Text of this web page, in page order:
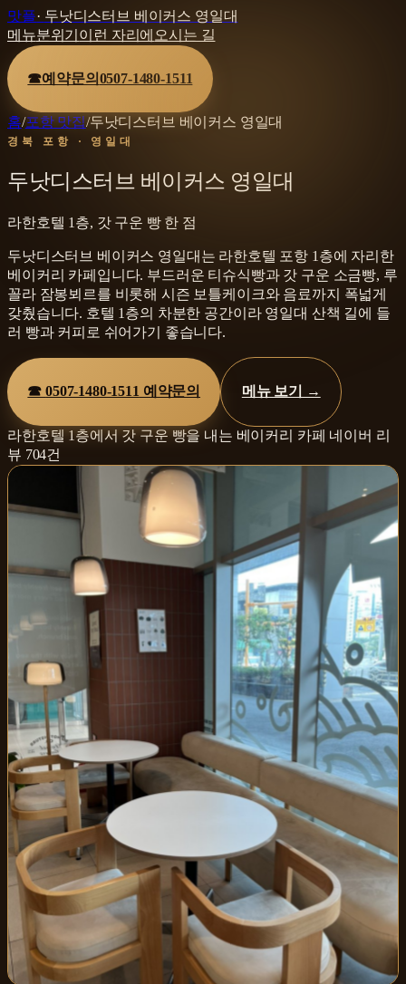
맛플· 두낫디스터브 베이커스 영일대
메뉴분위기 이런 자리에 오시는 길
☎예약문의 0507-1480-1511
홈/포항 맛집/두낫디스터브 베이커스 영일대
경북 포항 · 영일대
두낫디스터브 베이커스 영일대
라한호텔 1층, 갓 구운 빵 한 점
두낫디스터브 베이커스 영일대는 라한호텔 포항 1층에 자리한
베이커리 카페입니다. 부드러운 티슈식빵과 갓 구운 소금빵, 루
꼴라 잠봉뵈르를 비롯해 시즌 보틀케이크와 음료까지 폭넓게
갖췄습니다. 호텔 1층의 차분한 공간이라 영일대 산책 길에 들
러 빵과 커피로 쉬어가기 좋습니다.
☎0507-1480-1511 예약문의 메뉴 보기 →
라한호텔 1층에서 갓 구운 빵을 내는 베이커리 카페 네이버 리
뷰 704건